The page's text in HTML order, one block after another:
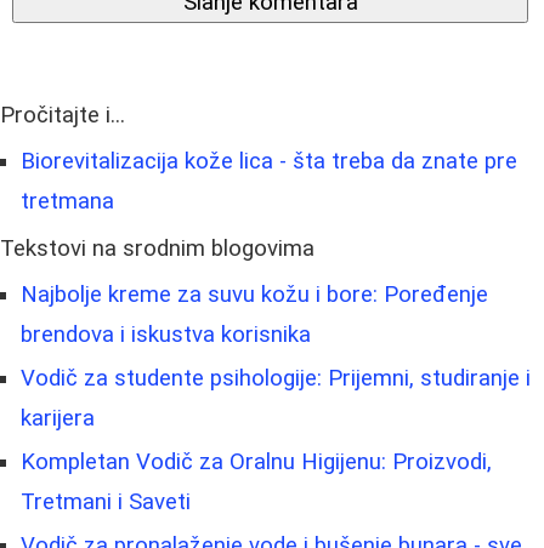
Pročitajte i...
Biorevitalizacija kože lica - šta treba da znate pre
tretmana
Tekstovi na srodnim blogovima
Najbolje kreme za suvu kožu i bore: Poređenje
brendova i iskustva korisnika
Vodič za studente psihologije: Prijemni, studiranje i
karijera
Kompletan Vodič za Oralnu Higijenu: Proizvodi,
Tretmani i Saveti